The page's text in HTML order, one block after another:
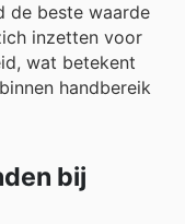
de beste waarde
inzetten voor
wat betekent
handbereik
bij